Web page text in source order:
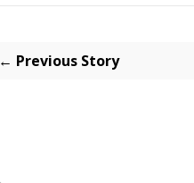
← Previous Story